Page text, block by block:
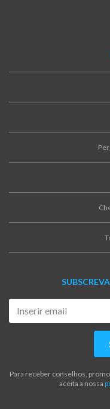
Para receber conselhos,
aceita a nossa